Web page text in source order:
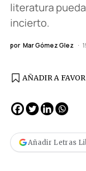
literatura
incierto.
por Mar Gómez Glez
AÑADIR A
Añadir Letras